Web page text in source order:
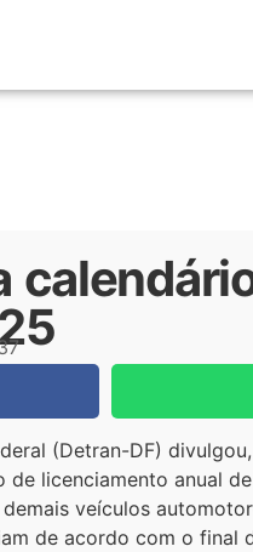
(Detran-DF)
licenciamento anual
veículos
de acordo com o final